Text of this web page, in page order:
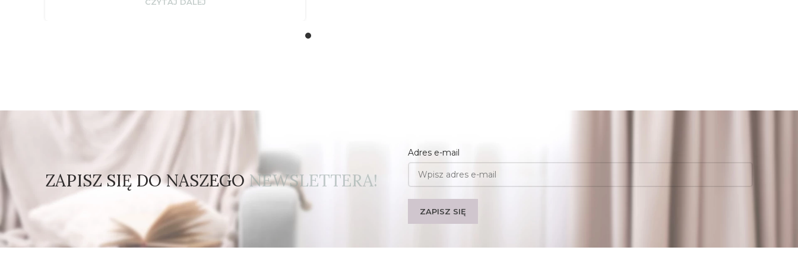
CZYTAJ DALEJ
ZAPISZ SIĘ DO NASZEGO NEWSLETTERA!
Adres e-mail